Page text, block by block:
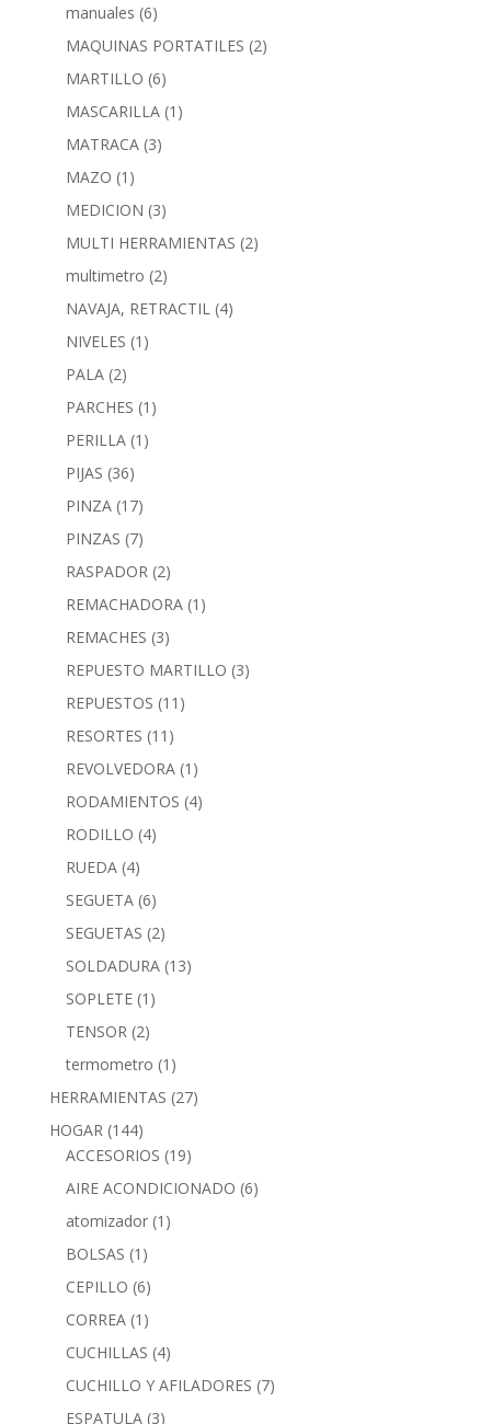
manuales (6)
MAQUINAS PORTATILES (2)
MARTILLO (6)
MASCARILLA (1)
MATRACA (3)
MAZO (1)
MEDICION (3)
MULTI HERRAMIENTAS (2)
multimetro (2)
NAVAJA, RETRACTIL (4)
NIVELES (1)
PALA (2)
PARCHES (1)
PERILLA (1)
PIJAS (36)
PINZA (17)
PINZAS (7)
RASPADOR (2)
REMACHADORA (1)
REMACHES (3)
REPUESTO MARTILLO (3)
REPUESTOS (11)
RESORTES (11)
REVOLVEDORA (1)
RODAMIENTOS (4)
RODILLO (4)
RUEDA (4)
SEGUETA (6)
SEGUETAS (2)
SOLDADURA (13)
SOPLETE (1)
TENSOR (2)
termometro (1)
HERRAMIENTAS (27)
HOGAR (144)
ACCESORIOS (19)
AIRE ACONDICIONADO (6)
atomizador (1)
BOLSAS (1)
CEPILLO (6)
CORREA (1)
CUCHILLAS (4)
CUCHILLO Y AFILADORES (7)
ESPATULA (3)